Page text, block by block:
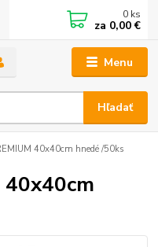
Menu
Hľadať
0 ks
za 0,00 €
40x40cm hnedé /50ks
40x40cm